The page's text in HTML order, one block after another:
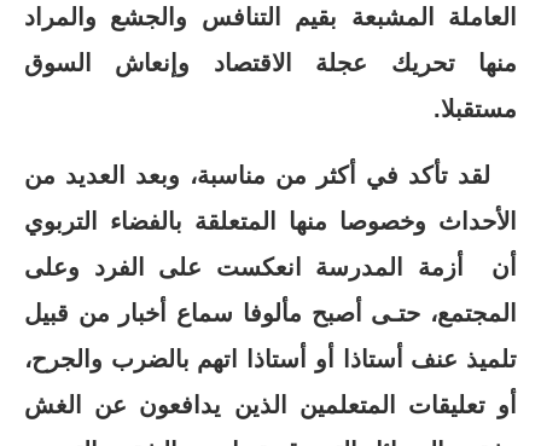
العاملة المشبعة بقيم التنافس والجشع والمراد
منها تحريك عجلة الاقتصاد وإنعاش السوق
مستقبلا.
لقد تأكد في أكثر من مناسبة، وبعد العديد من
الأحداث وخصوصا منها المتعلقة بالفضاء التربوي
أن أزمة المدرسة انعكست على الفرد وعلى
المجتمع، حتـى أصبح مألوفا سماع أخبار من قبيل
تلميذ عنف أستاذا أو أستاذا اتهم بالضرب والجرح،
أو تعليقات المتعلمين الذين يدافعون عن الغش